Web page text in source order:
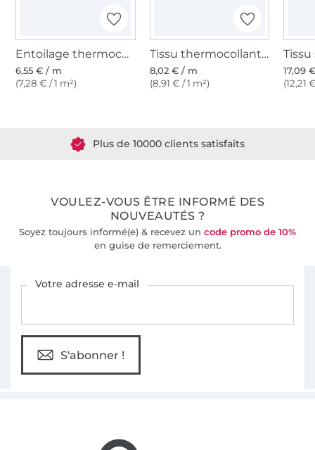
Entoilage thermocollant Vlieseline H250 blanc
6,55 € / m
(7,28 € / 1 m²)
Tissu thermocollant molleton Vlieseline H630, blanc
8,02 € / m
(8,91 € / 1 m²)
17,09
(12,21
VOULEZ-VOUS ÊTRE INFORMÉ DES
NOUVEAUTÉS ?
Soyez toujours informé(e) & recevez un code promo de 10%
en guise de remerciement.
Votre adresse e-mail
S'abonner !